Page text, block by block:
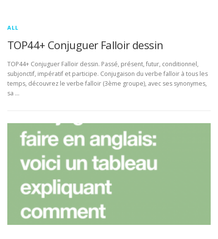
ALL
TOP44+ Conjuguer Falloir dessin
TOP44+ Conjuguer Falloir dessin. Passé, présent, futur, conditionnel,
subjonctif, impératif et participe. Conjugaison du verbe falloir à tous les
temps, découvrez le verbe falloir (3ème groupe), avec ses synonymes,
sa …